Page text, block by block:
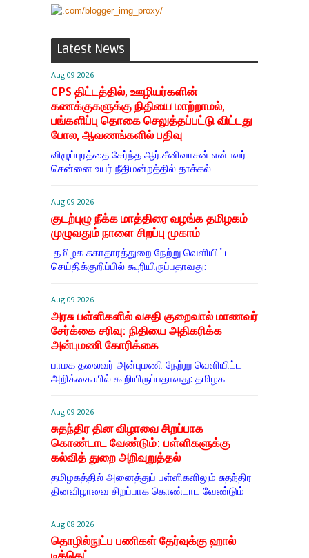
Latest News
Aug 09 2026
CPS திட்டத்தில், ஊழியர்களின்
கணக்குகளுக்கு நிதியை மாற்றாமல்,
பங்களிப்பு தொகை செலுத்தப்பட்டு விட்டது
போல, ஆவணங்களில் பதிவு
விழுப்புரத்தை சேர்ந்த ஆர்.சீனிவாசன் என்பவர்
சென்னை உயர் நீதிமன்றத்தில் தாக்கல்
Aug 09 2026
குடற்புழு நீக்க மாத்திரை வழங்க தமிழகம்
முழுவதும் நாளை சிறப்பு முகாம்
தமிழக சுகாதாரத்துறை நேற்று வெளியிட்ட
செய்திக்குறிப்பில் கூறியிருப்பதாவது:
Aug 09 2026
அரசு பள்ளிகளில் வசதி குறைவால் மாணவர்
சேர்க்கை சரிவு: நிதியை அதிகரிக்க
அன்புமணி கோரிக்கை
பாமக தலைவர் அன்புமணி நேற்று வெளியிட்ட
அறிக்கை யில் கூறியிருப்பதாவது: தமிழக
Aug 09 2026
சுதந்திர தின விழாவை சிறப்பாக
கொண்டாட வேண்டும்: பள்ளிகளுக்கு
கல்வித் துறை அறிவுறுத்தல்
தமிழகத்தில் அனைத்துப் பள்ளிகளிலும் சுதந்திர
தினவிழாவை சிறப்பாக கொண்டாட வேண்டும்
Aug 08 2026
தொழில்நுட்ப பணிகள் தேர்வுக்கு ஹால் ​